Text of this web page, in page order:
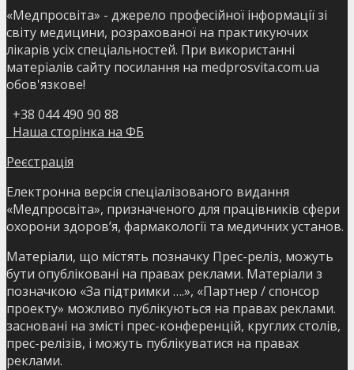
«Медпросвіта» - джерело професійної інформації зі
світу медицини, розрахованої на практикуючих
лікарів усіх спеціальностей. При використанні
матеріалів сайту посилання на medprosvita.com.ua
обов'язкове!
+38 044 490 90 88
Наша сторінка на ФБ
Реєстрація
Електронна версія спеціалізованого видання
«Медпросвіта», призначеного для працівників сфери
охорони здоров’я, фармакології та медичних установ.
Матеріали, що містять позначку Прес-реліз, можуть
бути опубліковані на правах реклами. Матеріали з
позначкою «За підтримки ….», «Партнер / спонсор
проекту» можливо публікуються на правах реклами.
засновані на змісті прес-конференцій, круглих столів,
прес-релізів, і можуть публікуватися на правах
реклами.